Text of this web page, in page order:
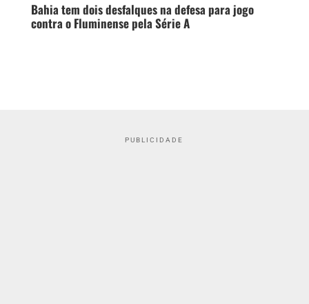
Bahia tem dois desfalques na defesa para jogo
contra o Fluminense pela Série A
PUBLICIDADE